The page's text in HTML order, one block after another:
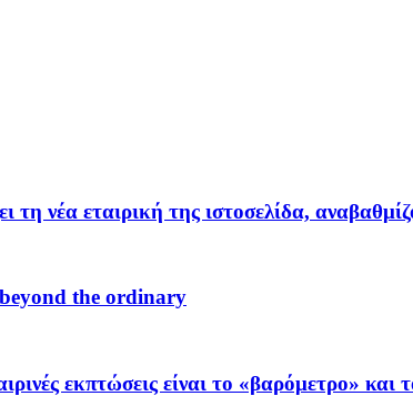
νέα εταιρική της ιστοσελίδα,
the ordinary
εκπτώσεις είναι το «βαρόμετρο» και